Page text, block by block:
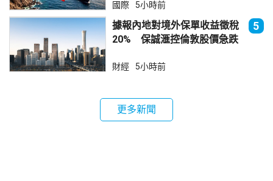
國際 5小時前
據報內地對境外保單收益徵稅
20% 保誠滙控倫敦股價急跌
5
財經 5小時前
更多新聞